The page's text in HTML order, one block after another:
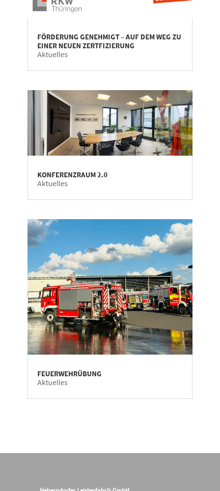
FÖRDERUNG GENEHMIGT – AUF DEM WEG ZU
EINER NEUEN ZERTFIZIERUNG
Aktuelles
KONFERENZRAUM 2.0
Aktuelles
FEUERWEHRÜBUNG
Aktuelles